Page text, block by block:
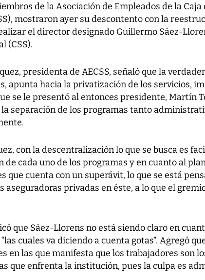
de la Asociación de Empleados de la Caja
mostraron ayer su descontento con la
el director designado Guillermo Sáez-
(CSS).
presidenta de AECSS, señaló que la
apunta hacia la privatización de los servicios,
se le presentó al entonces presidente, Martín
separación de los programas tanto
con la descentralización lo que se busca es
de cada uno de los programas y en cuanto al
que cuenta con un superávit, lo que se está
aseguradoras privadas en éste, a lo que el
que Sáez-Llorens no está siendo claro en
cuales va diciendo a cuenta gotas”. Agregó
en las que manifesta que los trabajadores son
que enfrenta la institución, pues la culpa es